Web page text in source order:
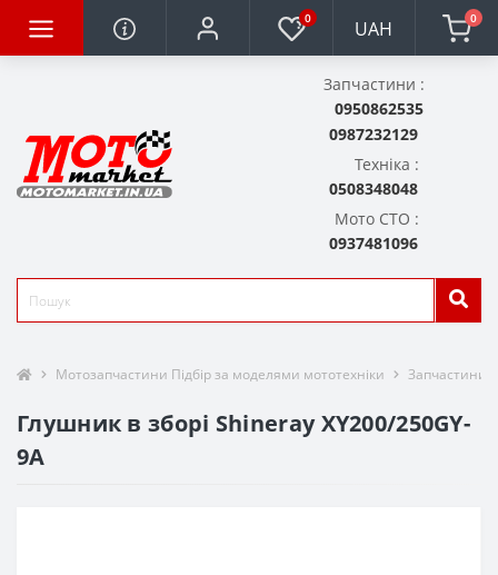
0 UAH 0
Запчастини :
0950862535
0987232129
Техніка :
0508348048
Мото СТО :
0937481096
Мотозапчастини Підбір за моделями мототехніки Запчастини
Глушник в зборі Shineray XY200/250GY-
9A